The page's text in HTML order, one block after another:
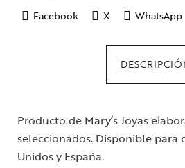
Facebook
X WhatsApp
Producto de Mary’s Joyas
seleccionados. Disponible para
Unidos y España.